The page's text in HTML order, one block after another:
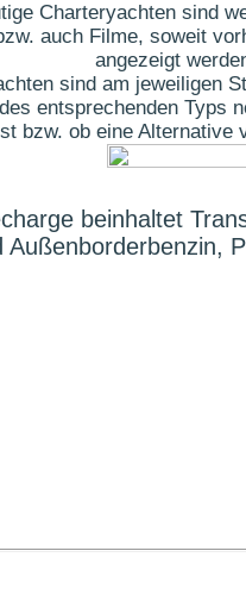
Charteryachten sind
auch Filme, soweit
angezeigt
sind am jeweiligen
entsprechenden Typs
bzw. ob eine
beinhaltet